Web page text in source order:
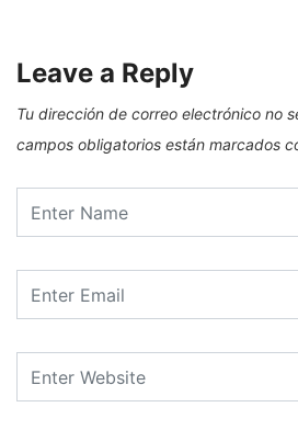
Leave a Reply
Tu dirección de correo electrónico no
campos obligatorios están marcados